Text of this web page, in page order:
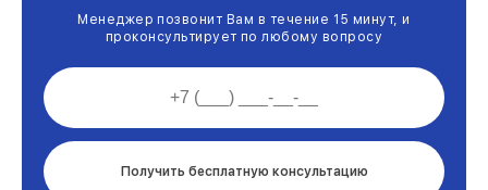
Менеджер позвонит Вам в течение 15 минут, и
проконсультирует по любому вопросу
Получить бесплатную консультацию